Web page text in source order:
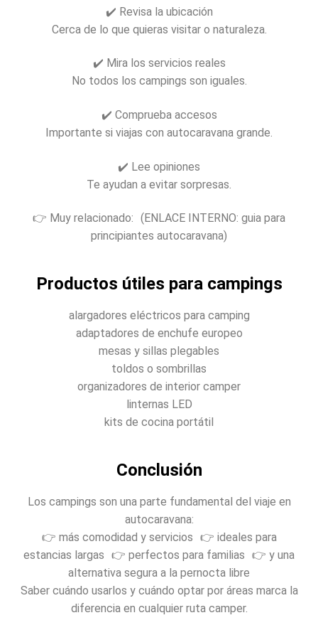
✔️ Revisa la ubicación
Cerca de lo que quieras visitar o naturaleza.
✔️ Mira los servicios reales
No todos los campings son iguales.
✔️ Comprueba accesos
Importante si viajas con autocaravana grande.
✔️ Lee opiniones
Te ayudan a evitar sorpresas.
👉 Muy relacionado: (ENLACE INTERNO: guia para
principiantes autocaravana)
Productos útiles para campings
alargadores eléctricos para camping
adaptadores de enchufe europeo
mesas y sillas plegables
toldos o sombrillas
organizadores de interior camper
linternas LED
kits de cocina portátil
Conclusión
Los campings son una parte fundamental del viaje en
autocaravana:
👉 más comodidad y servicios 👉 ideales para
estancias largas 👉 perfectos para familias 👉 y una
alternativa segura a la pernocta libre
Saber cuándo usarlos y cuándo optar por áreas marca la
diferencia en cualquier ruta camper.